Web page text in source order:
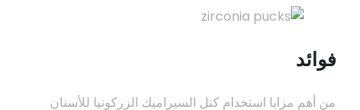
فوائد
من أهم مزايا استخدام كتل السيراميك الزركونيا للأسنان